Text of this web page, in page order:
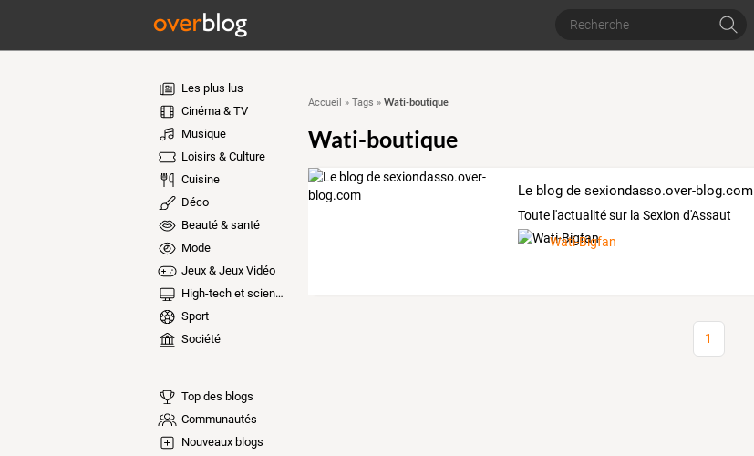
Les plus lus
Cinéma & TV
Musique
Loisirs & Culture
Cuisine
Déco
Beauté & santé
Mode
Jeux & Jeux Vidéo
High-tech et sciences
Sport
Société
Top des blogs
Communautés
Nouveaux blogs
Accueil » Tags » Wati-boutique
Wati-boutique
Le blog de sexiondasso.over-blog.com
Toute l'actualité sur la Sexion d'Assaut
Wati-Bigfan
1